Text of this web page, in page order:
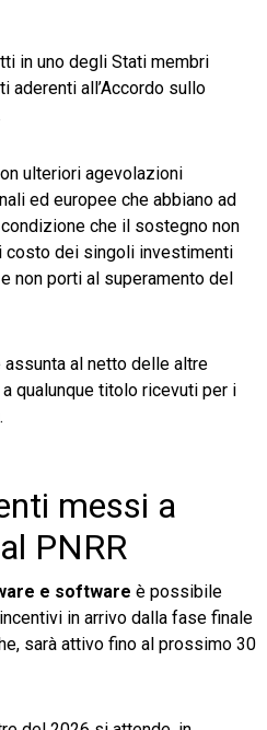
in uno degli Stati membri
aderenti all’Accordo sullo
ulteriori agevolazioni
ed europee che abbiano ad
che il sostegno non
costo dei singoli investimenti
non porti al superamento del
al netto delle altre
qualunque titolo ricevuti per i
messi a
PNRR
e software è possibile
in arrivo dalla fase finale
sarà attivo fino al prossimo 30